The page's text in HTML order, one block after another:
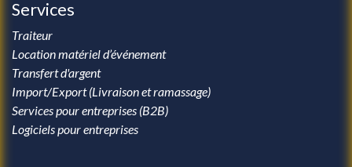
Services
Traiteur
Location matériel d’événement
Transfert d'argent
Import/Export (Livraison et ramassage)
Services pour entreprises (B2B)
Logiciels pour entreprises